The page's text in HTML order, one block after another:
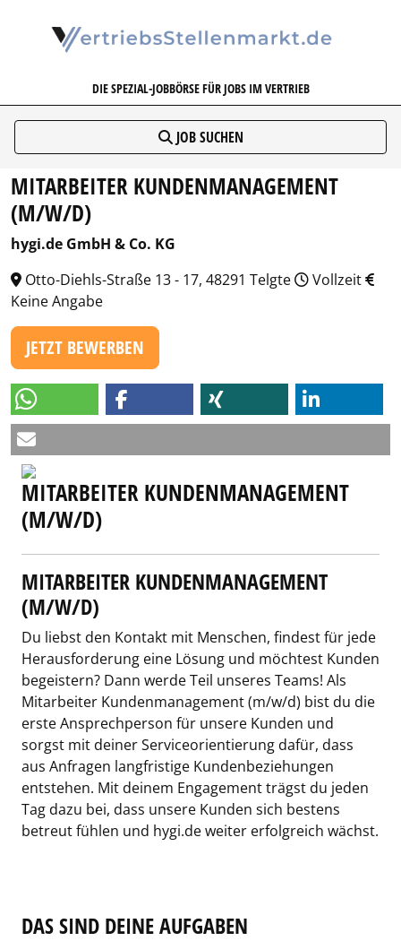
DIE SPEZIAL-JOBBÖRSE FÜR JOBS IM VERTRIEB
JOB SUCHEN
MITARBEITER KUNDENMANAGEMENT
(M/W/D)
hygi.de GmbH & Co. KG
Otto-Diehls-Straße 13 - 17, 48291 Telgte
Vollzeit
Keine Angabe
JETZT BEWERBEN
MITARBEITER KUNDENMANAGEMENT
(M/W/D)
MITARBEITER KUNDENMANAGEMENT
(M/W/D)
Du liebst den Kontakt mit Menschen, findest für jede
Herausforderung eine Lösung und möchtest Kunden
begeistern? Dann werde Teil unseres Teams! Als
Mitarbeiter Kundenmanagement (m/w/d) bist du die
erste Ansprechperson für unsere Kunden und
sorgst mit deiner Serviceorientierung dafür, dass
aus Anfragen langfristige Kundenbeziehungen
entstehen. Mit deinem Engagement trägst du jeden
Tag dazu bei, dass unsere Kunden sich bestens
betreut fühlen und hygi.de weiter erfolgreich wächst.
DAS SIND DEINE AUFGABEN